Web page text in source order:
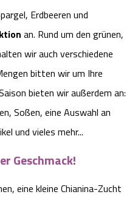
Südheide
im Sommer
im Herbst
Bispingen
Soltau
Golf
& Co.
Lüneburg
Lüneburg
Lüneburg
Lüneburg
Lüneburg
Lüneburg
A A A
Erdbeeren und
an. Rund um den grünen,
wir auch verschiedene
bitten wir um Ihre
bieten wir außerdem an:
Soßen, eine Auswahl an
und vieles mehr...
Geschmack!
eine kleine Chianina-Zucht